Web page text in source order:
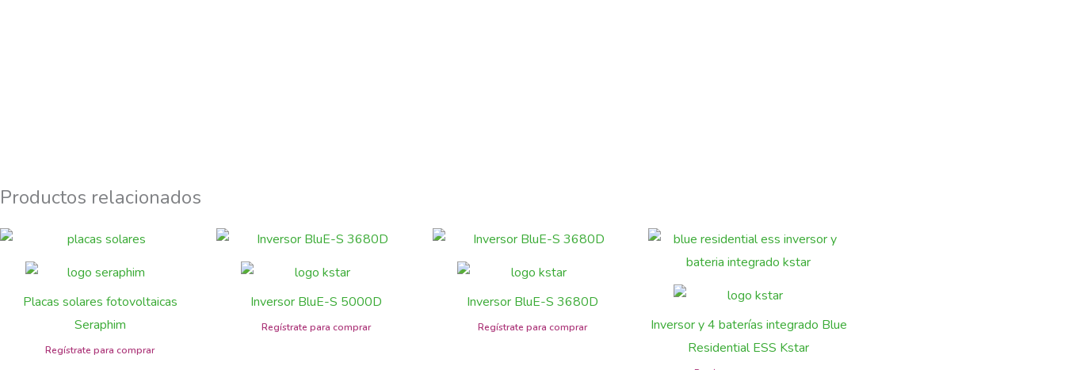
Productos relacionados
Placas solares fotovoltaicas
Seraphim
Inversor BluE-S 5000D
Inversor BluE-S 3680D
Inversor y 4 baterías integrado Blue
Residential ESS Kstar